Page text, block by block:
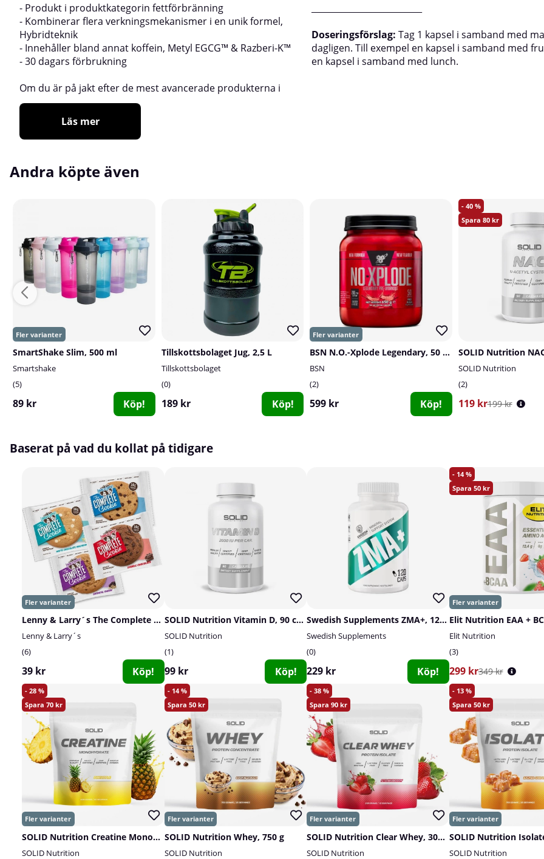
- Produkt i produktkategorin fettförbränning
- Kombinerar flera verkningsmekanismer i en unik formel,
Hybridteknik
- Innehåller bland annat koffein, Metyl EGCG™ & Razberi-K™
- 30 dagars förbrukning
Om du är på jakt efter de mest avancerade produkterna i
Doseringsförslag: Tag 1 kapsel i samband med
dagligen. Till exempel en kapsel i samband med
en kapsel i samband med lunch.
Läs mer
Andra köpte även
SmartShake Slim, 500 ml
Smartshake
5
89 kr Köp!
Tillskottsbolaget Jug, 2,5 L
Tillskottsbolaget
0
189 kr Köp!
BSN N.O.-Xplode Legendary, 50 servings
BSN
2
599 kr Köp!
40
80
SOLID Nutrition
SOLID Nutrition
2
119 kr199 kr
Baserat på vad du kollat på tidigare
Lenny & Larry´s The Complete Cookie, 113 g
Lenny & Larry´s
6
39 kr Köp!
SOLID Nutrition Vitamin D, 90 caps
SOLID Nutrition
1
99 kr Köp!
Swedish Supplements ZMA+, 120 caps
Swedish Supplements
0
229 kr Köp!
14
50
Elit Nutrition EAA +
Elit Nutrition
3
299 kr349 kr
28
70
SOLID Nutrition Creatine Monohydrate, 400 g
SOLID Nutrition
14
50
SOLID Nutrition Whey, 750 g
SOLID Nutrition
38
90
SOLID Nutrition Clear Whey, 300 g
SOLID Nutrition
13
50
SOLID Nutrition
SOLID Nutrition